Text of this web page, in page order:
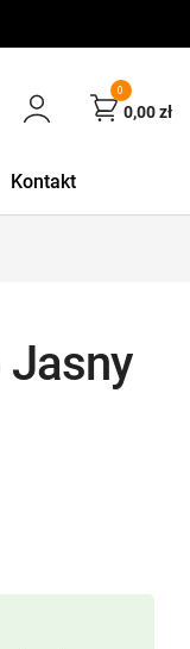
0
0,00zł
Kontakt
Jasny